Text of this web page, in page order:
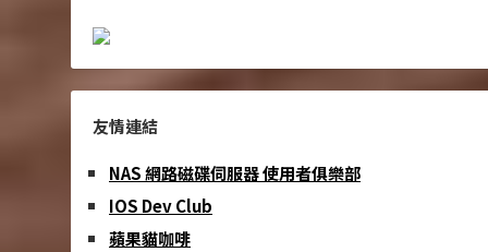
友情連結
NAS 網路磁碟伺服器 使用者俱樂部
IOS Dev Club
蘋果貓咖啡